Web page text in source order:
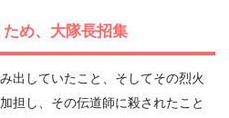
め、大隊長招集
出していたこと、そしてその烈火
担し、その伝道師に殺されたこと